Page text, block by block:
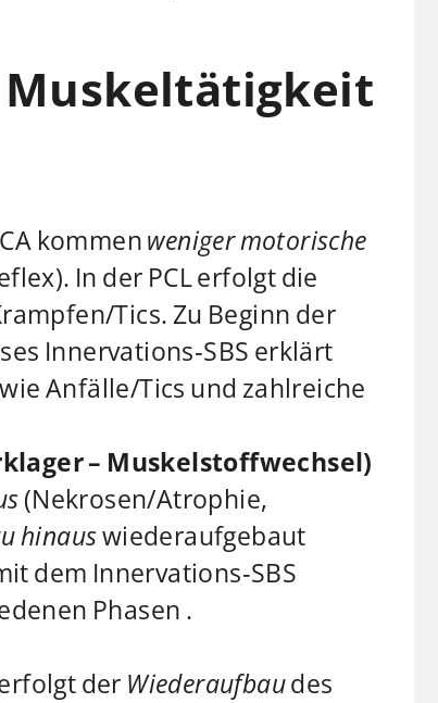
Muskeltätigkeit
kommenweniger motorische
In der PCL erfolgt die
Tics. Zu Beginn der
Innervations‑SBS erklärt
Anfälle/Tics und zahlreiche
– Muskelstoffwechsel)
(Nekrosen/Atrophie,
hinauswiederaufgebaut
dem Innervations‑SBS
Phasen .
der Wiederaufbaudes